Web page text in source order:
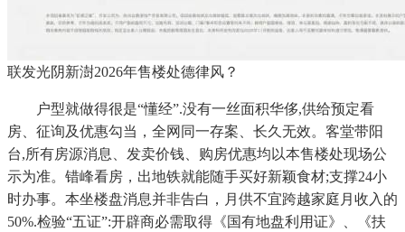
联发光阴新澍2026年售楼处德律风？
户型就做得很是“懂经”.没有一丝面积华侈,供给预定看
房、征询及优惠勾当，全网同一存案、长久无效。客堂带阳
台,所有房源消息、发卖价钱、购房优惠均以本售楼处现场公
示为准。错峰看房，出地铁就能随手买好新颖食材;支撑24小
时办事。本坐楼盘消息并非告白，月供不宜跨越家庭月收入的
50%.检验“五证”:开辟商必需取得《国有地盘利用证》、《扶